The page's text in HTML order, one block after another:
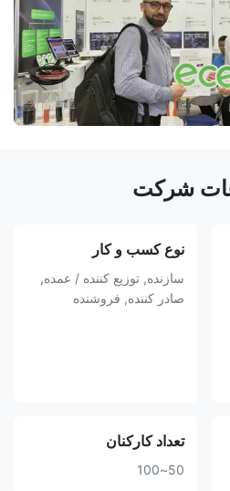
شرکت
نوع کسب و کار
سازنده, توزیع کننده / عمده,
صادر کننده, فروشنده
تعداد کارکنان
50~100